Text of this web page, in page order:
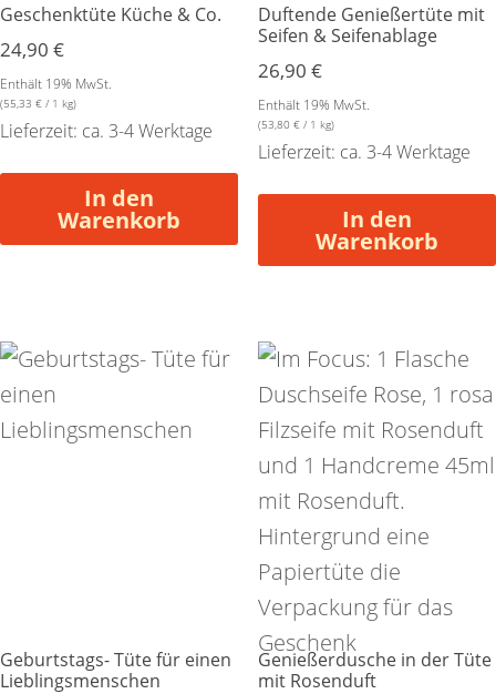
Geschenktüte Küche & Co.
24,90 €
Enthält 19% MwSt.
(55,33 € / 1 kg)
Lieferzeit: ca. 3-4 Werktage
In den
Warenkorb
Duftende Genießertüte mit
Seifen & Seifenablage
26,90 €
Enthält 19% MwSt.
(53,80 €/ 1 kg)
Lieferzeit: ca. 3-4 Werktage
In den
Warenkorb
Geburtstags- Tüte für einen
Lieblingsmenschen
Genießerdusche in der Tüte
mit Rosenduft